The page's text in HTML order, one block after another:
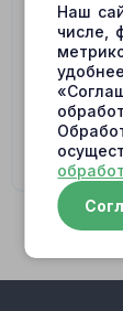
706-7K-
Наш
числе,